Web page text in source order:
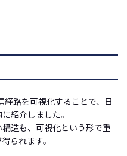
路を可視化することで、日
紹介しました。
造も、可視化という形で重
られます。